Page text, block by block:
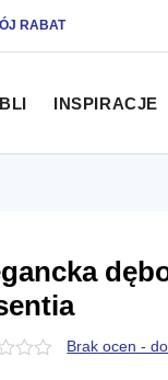
RABAT
INSPIRACJE
Brak ocen -